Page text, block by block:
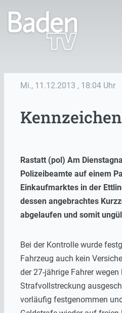
Mi., 11.12.2013 , 18:04 Uhr
Rastatt (pol) Am
Polizeibeamte auf einem
Einkaufmarktes in der
dessen angebrachtes
abgelaufen und somit
Bei der Kontrolle wurde
Fahrzeug auch kein
der 27-jährige Fahrer
Strafvollstreckung
vorläufig festgenommen